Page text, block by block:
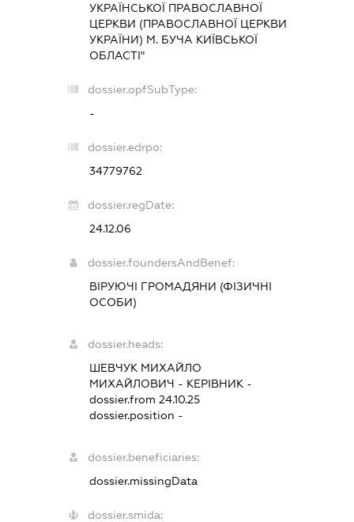
УКРАЇНСЬКОЇ ПРАВОСЛАВНОЇ
ЦЕРКВИ (ПРАВОСЛАВНОЇ ЦЕРКВИ
УКРАЇНИ) М. БУЧА КИЇВСЬКОЇ
ОБЛАСТІ"
dossier.opfSubType:
-
dossier.edrpo:
34779762
dossier.regDate:
24.12.06
dossier.foundersAndBenef:
ВІРУЮЧІ ГРОМАДЯНИ (ФІЗИЧНІ
ОСОБИ)
dossier.heads:
ШЕВЧУК МИХАЙЛО
МИХАЙЛОВИЧ - КЕРІВНИК-
dossier.from 24.10.25
dossier.position -
dossier.beneficiaries:
dossier.missingData
dossier.smida: